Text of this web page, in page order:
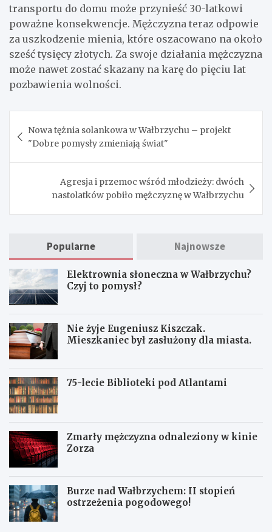
transportu do domu może przynieść 30-latkowi
poważne konsekwencje. Mężczyzna teraz odpowie
za uszkodzenie mienia, które oszacowano na około
sześć tysięcy złotych. Za swoje działania mężczyzna
może nawet zostać skazany na karę do pięciu lat
pozbawienia wolności.
wpisu
Nowa tężnia solankowa w Wałbrzychu – projekt
"Dobre pomysły zmieniają świat"
Agresja i przemoc wśród młodzieży: dwóch
nastolatków pobiło mężczyznę w Wałbrzychu
Popularne Najnowsze
Elektrownia słoneczna w Wałbrzychu?
Czyj to pomysł?
Nie żyje Eugeniusz Kiszczak.
Mieszkaniec był zasłużony dla miasta.
75-lecie Biblioteki pod Atlantami
Zmarły mężczyzna odnaleziony w kinie
Zorza
Burze nad Wałbrzychem: II stopień
ostrzeżenia pogodowego!
Z
W
W